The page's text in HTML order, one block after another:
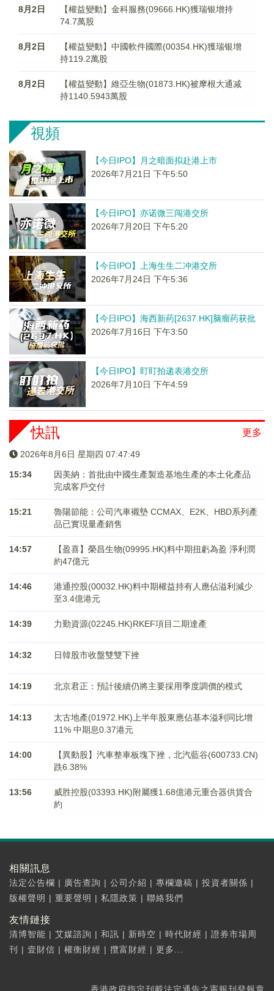
8月2日
【權益變動】金科服務(09666.HK)獲瑞银增持
74.7萬股
8月2日
【權益變動】中國軟件國際(00354.HK)獲瑞银增
持119.2萬股
8月2日
【權益變動】維亞生物(01873.HK)被摩根大通减
持1140.5943萬股
視頻
【今日IPO】月之暗面拟赴港上市
2026年7月21日 下午5:50
【今日IPO】亦诺微三闯港交所
2026年7月20日 下午5:20
【今日IPO】上海生生二冲港交所
2026年7月24日 下午5:36
【今日IPO】海西新药[2637.HK]脑瘤药获批
2026年7月16日 下午3:50
【今日IPO】盯盯拍递表港交所
2026年7月10日 下午4:59
更多
快訊
2026年8月6日 星期四 07:47:50
15:34
因美納：首批由中國生產製造基地生產的本土化產品
完成客戶交付
15:21
魯陽節能：公司汽車襯墊 CCMAX、E2K、HBD系列產
品已實現量產銷售
14:57
【盈喜】榮昌生物(09995.HK)料中期扭虧為盈 淨利潤
約47億元
14:46
港通控股(00032.HK)料中期權益持有人應佔溢利減少
至3.4億港元
14:39 力勤資源(02245.HK)RKEF項目二期達產
14:32 日韓股市收盤雙雙下挫
14:19 北京君正：預計後續仍將主要採用季度調價的模式
14:13
太古地產(01972.HK)上半年股東應佔基本溢利同比增
11% 中期息0.37港元
14:00
【異動股】汽車整車板塊下挫，北汽藍谷(600733.CN)
跌6.38%
13:56
威胜控股(03393.HK)附屬獲1.68億港元重合器供貨合
約
相關訊息
法定公告欄 | 廣告查詢 | 公司介紹 | 專欄邀稿 | 投資者關係 |
版權聲明 | 重要聲明 | 私隱政策 | 聯絡我們
友情鏈接
清博智能 | 艾媒諮詢 | 和訊 | 新時空 | 時代財經 | 證券市場周
刊
| 壹財信 | 權衡財經 | 攬富財經 | 更多...